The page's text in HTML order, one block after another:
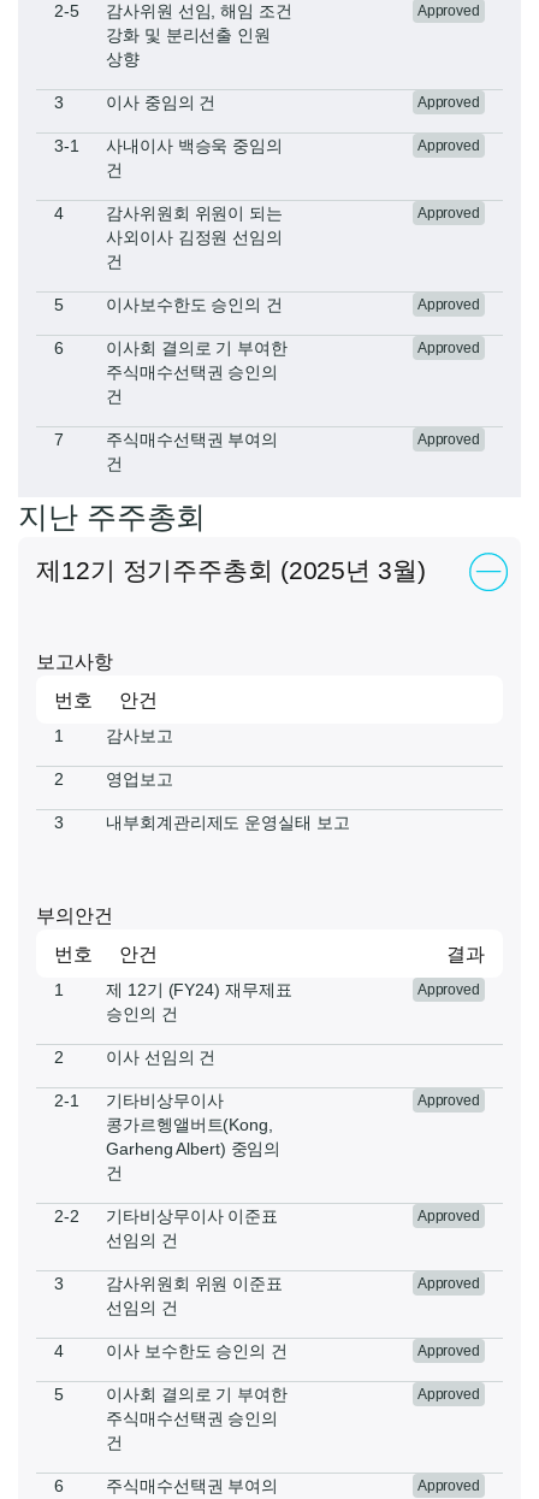
2-5
감사위원 선임, 해임 조건
강화 및 분리선출 인원
상향
Approved
3 이사 중임의 건 Approved
3-1
사내이사 백승욱 중임의
건
Approved
4
감사위원회 위원이 되는
사외이사 김정원 선임의
건
Approved
5 이사보수한도 승인의 건 Approved
6
​​이사회 결의로 기 부여한
주식매수선택권 승인​의
건
Approved
7
​​주식매수선택권 부여의
건​
Approved
지난 주주총회
제12기 정기주주총회 (2025년 3월)
보고사항
번호
안건
1 감사보고
2 영업보고
3 내부회계관리제도 운영실태 보고
부의안건
번호
안건 결과
1
제 12기 (FY24) 재무제표
승인의 건
Approved
2 이사 선임의 건
2-1
기타비상무이사
콩가르헹앨버트(Kong,
Garheng Albert) 중임의
건
Approved
2-2
기타비상무이사 이준표
선임의 건
Approved
3
감사위원회 위원 이준표
선임의 건
Approved
4 이사 보수한도 승인의 건 Approved
5
이사회 결의로 기 부여한
주식매수선택권 승인의
건
Approved
6
주식매수선택권 부여의
Approved